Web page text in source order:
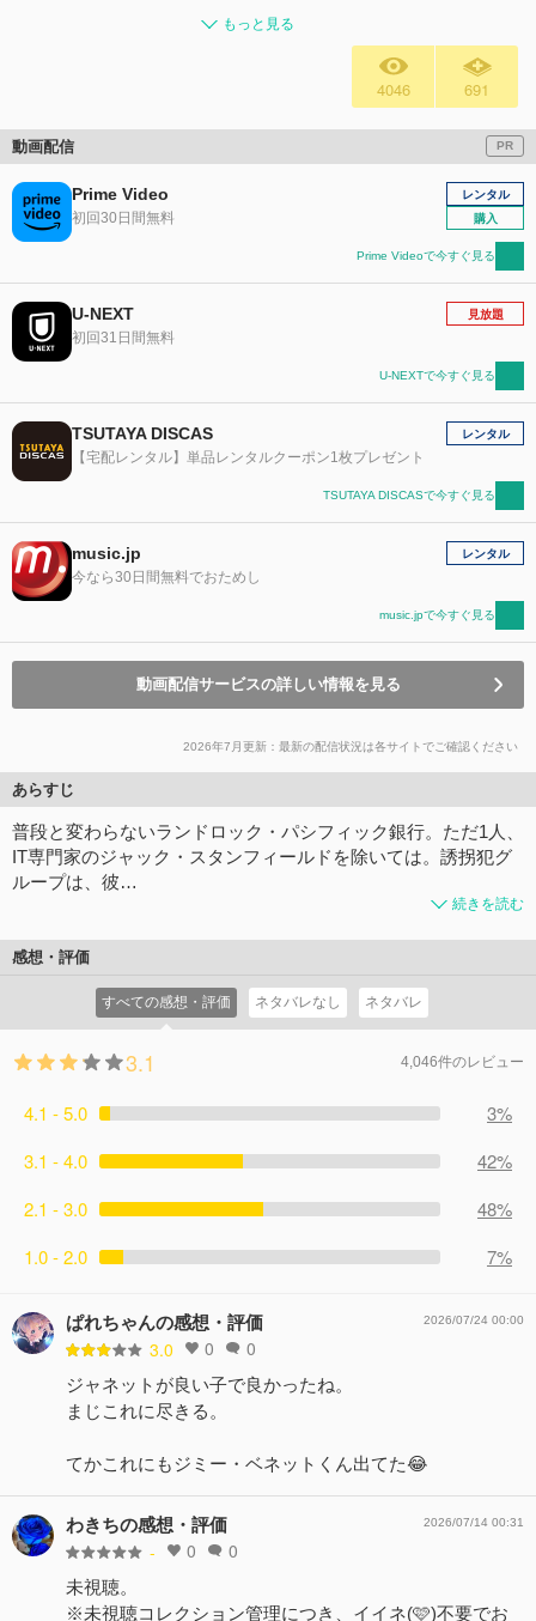
もっと見る
4046 691
動画配信 PR
Prime Video
初回30日間無料
レンタル
購入
Prime Videoで今すぐ見る
U-NEXT
初回31日間無料
見放題
U-NEXTで今すぐ見る
TSUTAYA DISCAS
【宅配レンタル】単品レンタルクーポン1枚プレゼント
レンタル
TSUTAYA DISCASで今すぐ見る
music.jp
今なら30日間無料でおためし
レンタル
music.jpで今すぐ見る
動画配信サービスの詳しい情報を見る
2026年7月更新：最新の配信状況は各サイトでご確認ください
あらすじ
普段と変わらないランドロック・パシフィック銀行。ただ1人、
IT専門家のジャック・スタンフィールドを除いては。誘拐犯グ
ループは、彼…
続きを読む
感想・評価
すべての感想・評価 ネタバレなし ネタバレ
3.1 4,046件のレビュー
4.1 - 5.0
3%
3.1 - 4.0
42%
2.1 - 3.0
48%
1.0 - 2.0
7%
ぱれちゃんの感想・評価
3.0 0 0
2026/07/24 00:00
ジャネットが良い子で良かったね。
まじこれに尽きる。
てかこれにもジミー・ベネットくん出てた😂
わきちの感想・評価
- 0 0
2026/07/14 00:31
未視聴。
※未視聴コレクション管理につき、イイネ(🩷)不要でお